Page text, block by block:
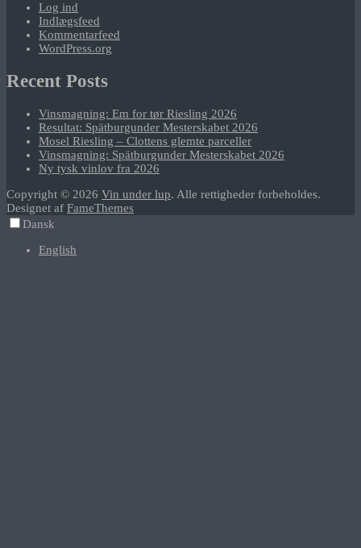
Log ind
Indlægsfeed
Kommentarfeed
WordPress.org
Recent Posts
Vinsmagning: Em for tør Riesling 2026
Resultat: Spätburgunder Mesterskabet 2026
Mosel Riesling – Clottens glemte parceller
Vinsmagning: Spätburgunder Mesterskabet 2026
Ny tysk vinlov fra 2026
Copyright © 2026 Vin under lup. Alle rettigheder forbeholdes.
Designet af FameThemes
Dansk
English